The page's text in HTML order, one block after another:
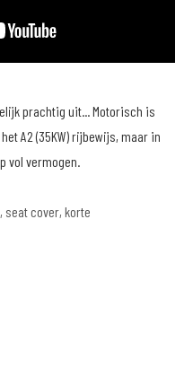
prachtig uit... Motorisch is
A2 (35KW) rijbewijs, maar in
vol vermogen.
cover, korte